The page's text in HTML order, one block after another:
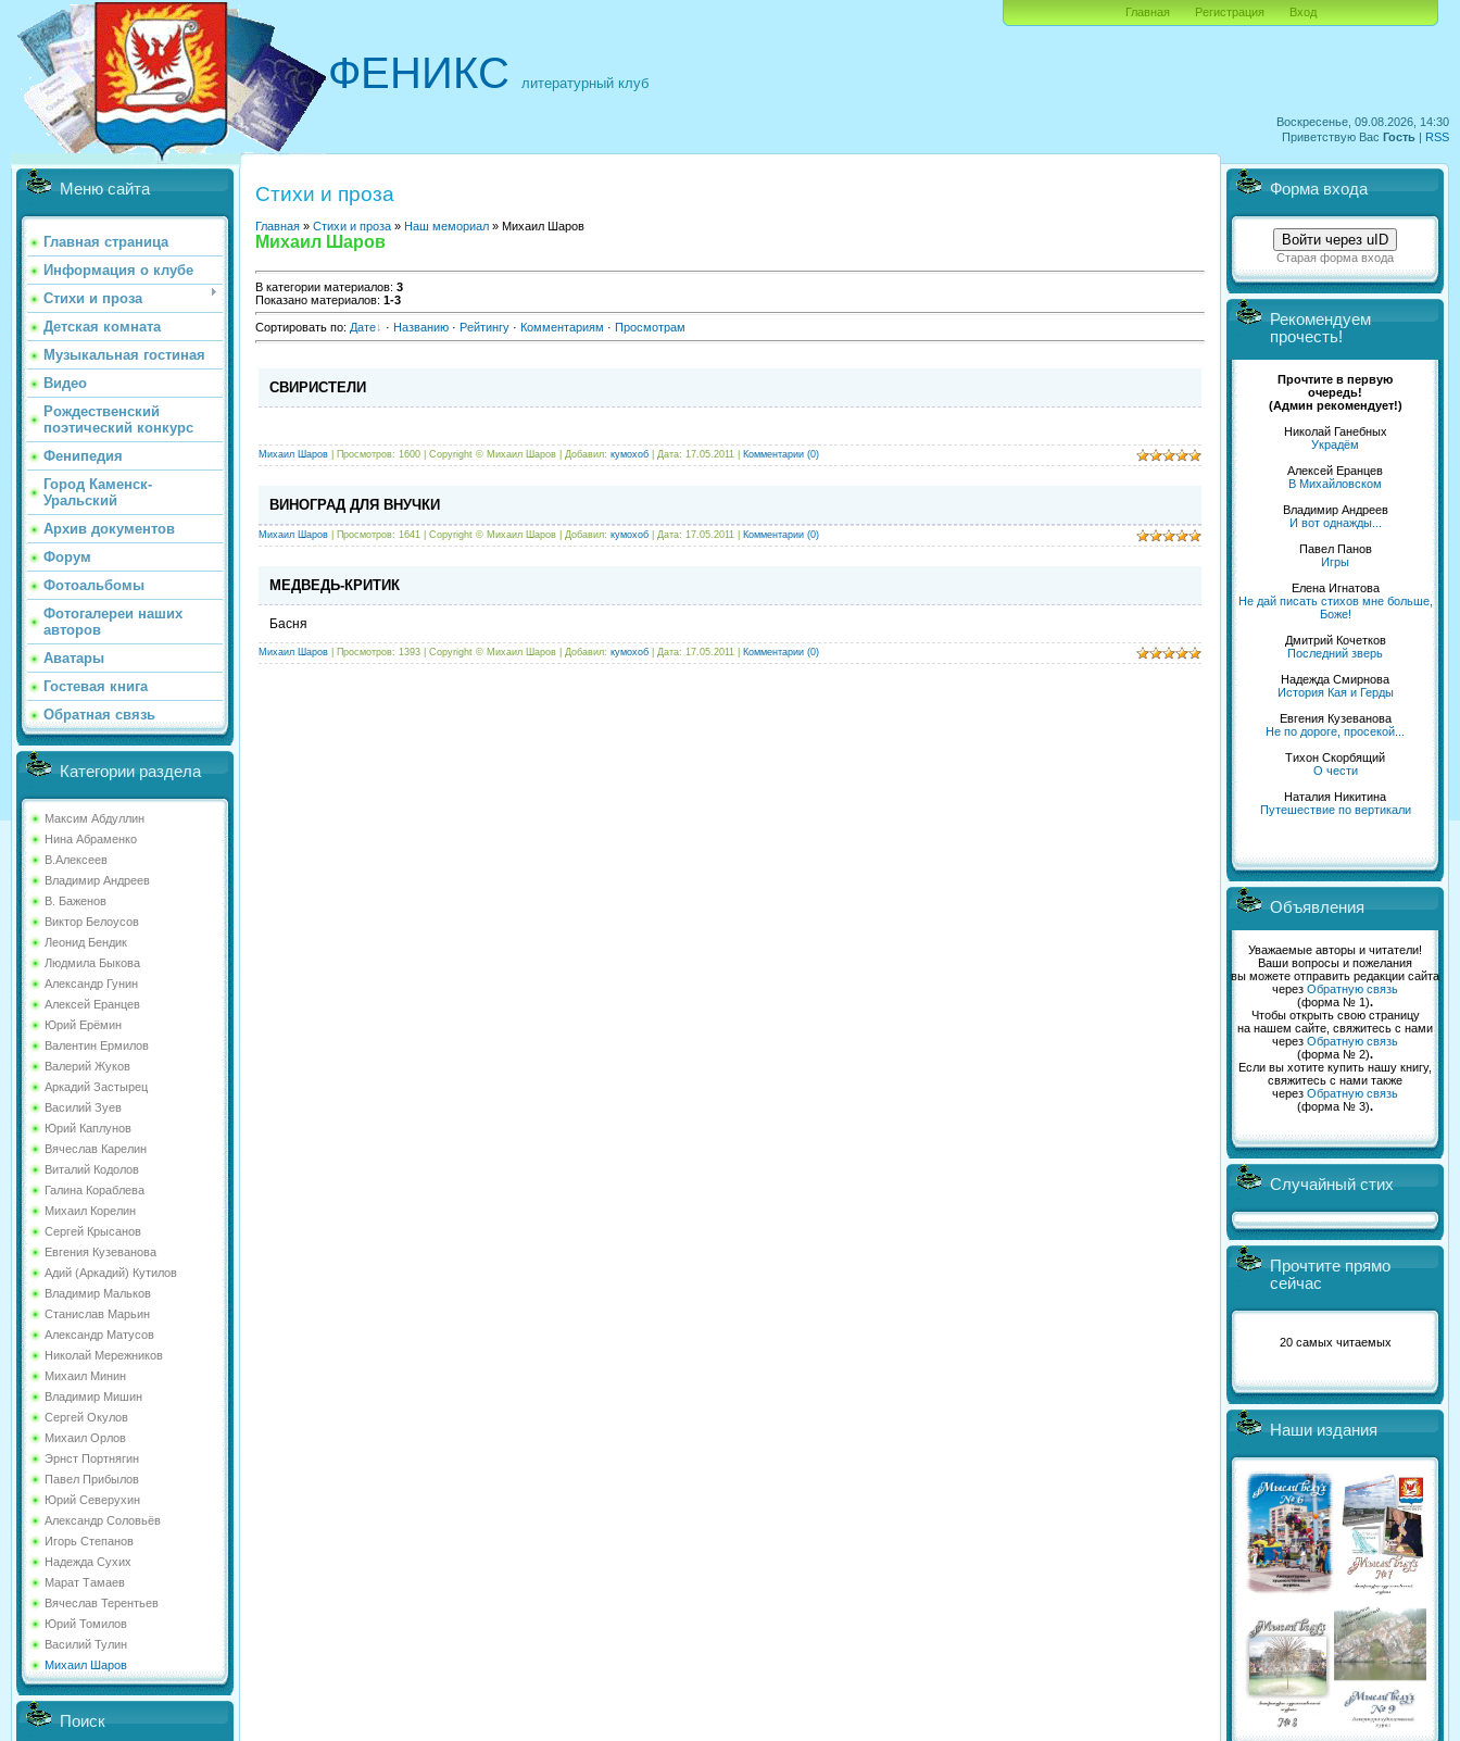
Воскресенье, 09.08.2026, 14:30
Приветствую Вас Гость | RSS
ФЕНИКС литературный клуб
Главная Регистрация Вход
Меню сайта
Главная страница
Информация о клубе
Стихи и проза
Детская комната
Музыкальная гостиная
Видео
Рождественский
поэтический конкурс
Фенипедия
Город Каменск-
Уральский
Архив документов
Форум
Фотоальбомы
Фотогалереи наших
авторов
Аватары
Гостевая книга
Обратная связь
Категории раздела
Максим Абдуллин
Нина Абраменко
В.Алексеев
Владимир Андреев
В. Баженов
Виктор Белоусов
Леонид Бендик
Людмила Быкова
Александр Гунин
Алексей Еранцев
Юрий Ерёмин
Валентин Ермилов
Валерий Жуков
Аркадий Застырец
Василий Зуев
Юрий Каплунов
Вячеслав Карелин
Виталий Кодолов
Галина Кораблева
Михаил Корелин
Сергей Крысанов
Евгения Кузеванова
Адий (Аркадий) Кутилов
Владимир Мальков
Станислав Марьин
Александр Матусов
Николай Мережников
Михаил Минин
Владимир Мишин
Сергей Окулов
Михаил Орлов
Эрнст Портнягин
Павел Прибылов
Юрий Северухин
Александр Соловьёв
Игорь Степанов
Надежда Сухих
Марат Тамаев
Вячеслав Терентьев
Юрий Томилов
Василий Тулин
Михаил Шаров
Поиск
Стихи и проза
Главная » Стихи и проза » Наш мемориал » Михаил Шаров
Михаил Шаров
В категории материалов: 3
Показано материалов: 1-3
Сортировать по: Дате · Названию · Рейтингу · Комментариям · Просмотрам
СВИРИСТЕЛИ
Михаил Шаров | Просмотров: 1600 | Copyright © Михаил Шаров | Добавил: кумохоб | Дата: 17.05.2011 Комментарии (0)
ВИНОГРАД ДЛЯ ВНУЧКИ
Михаил Шаров | Просмотров: 1641 | Copyright © Михаил Шаров | Добавил: кумохоб | Дата: 17.05.2011 Комментарии (0)
МЕДВЕДЬ-КРИТИК
Басня
Михаил Шаров | Просмотров: 1393 | Copyright © Михаил Шаров | Добавил: кумохоб | Дата: 17.05.2011 Комментарии (0)
Форма входа
Войти через uID
Старая форма входа
Рекомендуем
прочесть!
Прочтите в первую
очередь!
(Админ рекомендует!)
Николай Ганебных
Украдём
Алексей Еранцев
В Михайловском
Владимир Андреев
И вот однажды...
Павел Панов
Игры
Елена Игнатова
Не дай писать стихов мне больше,
Боже!
Дмитрий Кочетков
Последний зверь
Надежда Смирнова
История Кая и Герды
Евгения Кузеванова
Не по дороге, просекой...
Тихон Скорбящий
О чести
Наталия Никитина
Путешествие по вертикали
Объявления
Уважаемые авторы и читатели!
Ваши вопросы и пожелания
вы можете отправить редакции сайта
через Обратную связь
(форма № 1).
Чтобы открыть свою страницу
на нашем сайте, свяжитесь с нами
через Обратную связь
(форма № 2).
Если вы хотите купить нашу книгу,
свяжитесь с нами также
через Обратную связь
(форма № 3).
Случайный стих
Прочтите прямо
сейчас
20 самых читаемых
Наши издания